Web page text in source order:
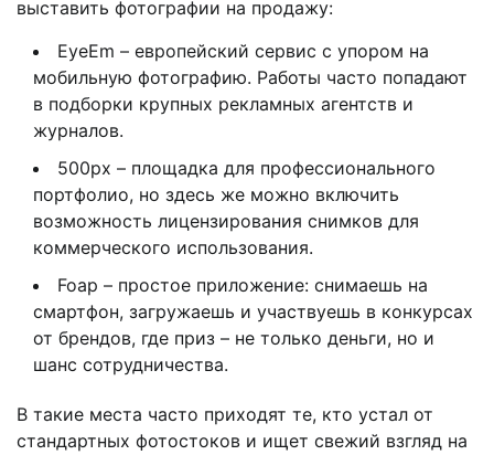
выставить фотографии на продажу:
EyeEm – европейский сервис с упором на
мобильную фотографию. Работы часто попадают
в подборки крупных рекламных агентств и
журналов.
500px – площадка для профессионального
портфолио, но здесь же можно включить
возможность лицензирования снимков для
коммерческого использования.
Foap – простое приложение: снимаешь на
смартфон, загружаешь и участвуешь в конкурсах
от брендов, где приз – не только деньги, но и
шанс сотрудничества.
В такие места часто приходят те, кто устал от
стандартных фотостоков и ищет свежий взгляд на